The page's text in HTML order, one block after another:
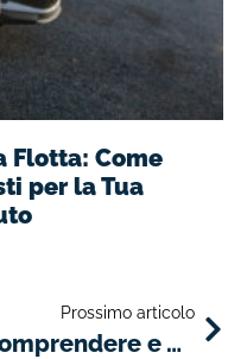
Flotta: Come
per la Tua
Prossimo articolo
Comprendere e Adattarsi ai Trend nel Settore del Noleggio Auto